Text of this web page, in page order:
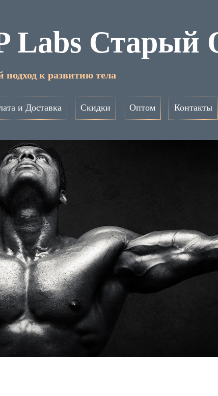
Labs Старый
к развитию тела
и Доставка Скидки Оптом Контакты